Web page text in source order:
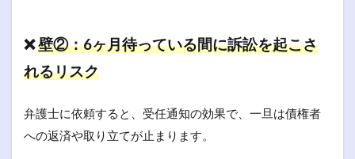
❌壁②：6ヶ月待っている間に訴訟を起こさ
れるリスク
弁護士に依頼すると、受任通知の効果で、一旦は債権者
への返済や取り立てが止まります。